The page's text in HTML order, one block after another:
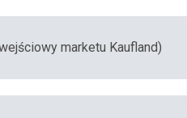
marketu Kaufland)